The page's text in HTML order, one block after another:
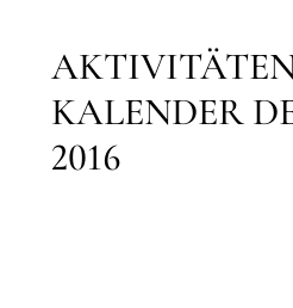
KALENDER
2016